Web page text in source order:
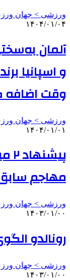
ورزشی > جهان
۱۴۰۴/۰۱/۰۴
آلمان
و اسپانیا
وقت‌ اضافه
ورزشی > جهان
۱۴۰۴/۰۱/۰۱
مهاجم سابق
ورزشی > جهان
۱۴۰۳/۰۱/۰۰
رونالدو
ورزشی > جهان
۱۴۰۳/۰۱/۰۰